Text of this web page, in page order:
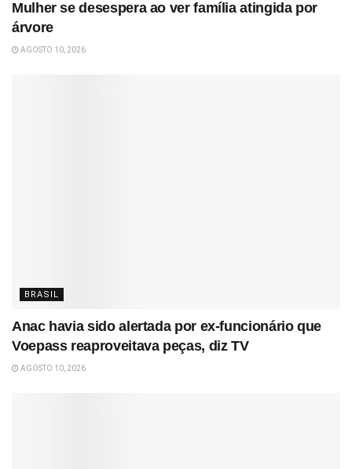
Mulher se desespera ao ver família atingida por
árvore
AGOSTO 10, 2026
BRASIL
Anac havia sido alertada por ex-funcionário que
Voepass reaproveitava peças, diz TV
AGOSTO 10, 2026